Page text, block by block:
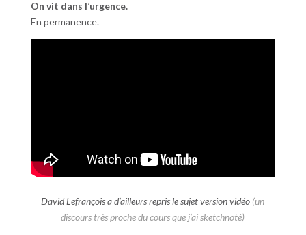
On vit dans l’urgence.
En permanence.
David Lefrançois a d’ailleurs repris le sujet version vidéo (un
discours très proche du cours que j’ai sketchnoté)